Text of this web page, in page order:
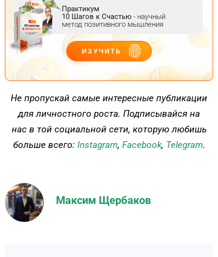
Практикум
10 Шагов к Счастью - научный
метод позитивного мышления
ИЗУЧИТЬ
ДЕЙСТВУЙ
Не пропускай самые интересные публикации
для личностного роста. Подписывайся на
нас в той социальной сети, которую любишь
больше всего: Instagram, Facebook, Telegram.
Максим Щербаков